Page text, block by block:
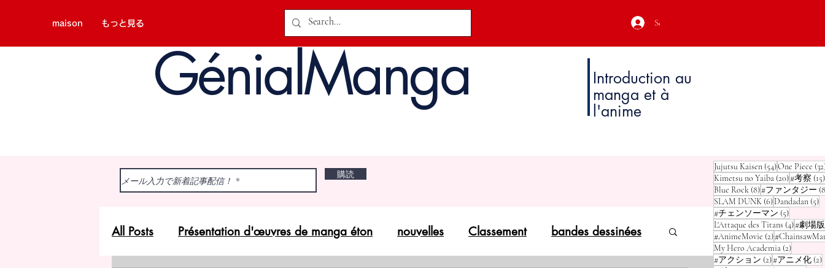
maison もっと見る Se connecter
GénialManga
Introduction au
manga et à
l'anime
購読
All Posts Présentation d'œuvres de manga éton nouvelles Classement bandes dessinées
Jujutsu Kaisen (54)54 posts
One Piece
Kimetsu no Yaiba (20)20 posts
#考察 (15)
Blue Rock (8)8 posts
#ファンタジー
SLAM DUNK (6)6 posts
Dandadan (5)5
#チェンソーマン (5)5 posts
L'Attaque des Titans (4)4 posts
#劇場版
#AnimeMovie (2)2 posts
My Hero Academia (2)2 posts
#アクション (2)2 posts
#アニメ化 (2)